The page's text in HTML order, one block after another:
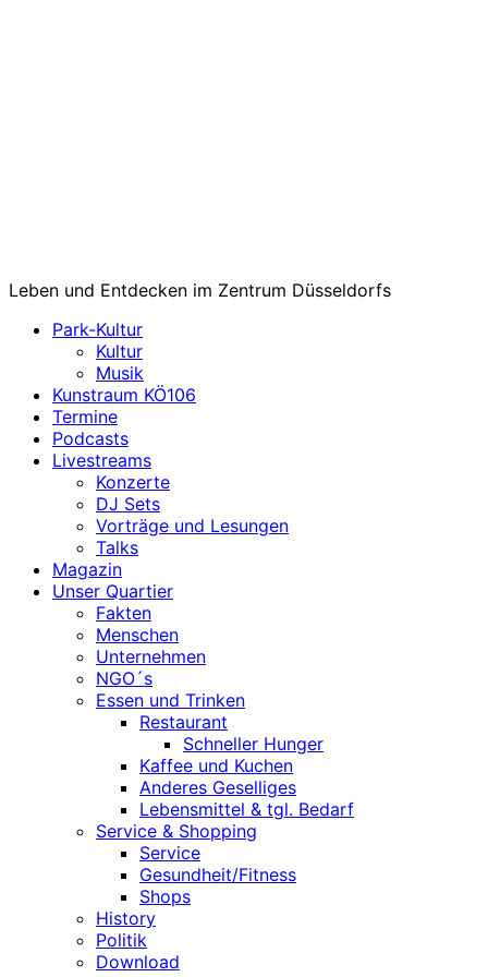
Leben und Entdecken im Zentrum Düsseldorfs
Park-Kultur
Kultur
Musik
Kunstraum KÖ106
Termine
Podcasts
Livestreams
Konzerte
DJ Sets
Vorträge und Lesungen
Talks
Magazin
Unser Quartier
Fakten
Menschen
Unternehmen
NGO´s
Essen und Trinken
Restaurant
Schneller Hunger
Kaffee und Kuchen
Anderes Geselliges
Lebensmittel & tgl. Bedarf
Service & Shopping
Service
Gesundheit/Fitness
Shops
History
Politik
Download